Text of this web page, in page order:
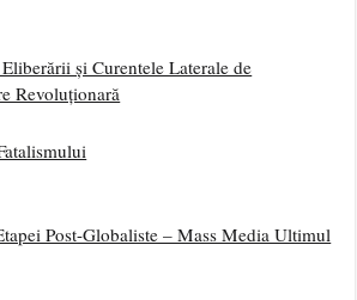
și Curentele Laterale de
Revoluționară
Post-Globaliste – Mass Media Ultimul